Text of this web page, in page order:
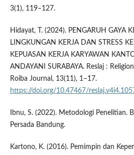
3(1), 119–127.
Hidayat, T. (2024). PENGARUH GAYA
LINGKUNGAN KERJA DAN STRESS
KEPUASAN KERJA KARYAWAN
ANDAYANI SURABAYA. Reslaj :
Roiba Journal, 13(11), 1–17.
https://doi.org/10.47467/
Ibnu, S. (2022). Metodologi Penelitian.
Persada Bandung.
Kartono, K. (2016). Pemimpin dan